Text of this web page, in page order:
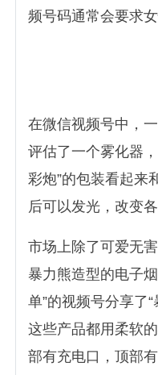
频号码通常会要求女
在微信视频号中，
评估了一个雾化器
彩炮”的包装看起来
后可以发光，改变各
市场上除了可爱无
暴力熊造型的电子
单”的视频号分享了
这些产品都用柔软
部有充电口，顶部